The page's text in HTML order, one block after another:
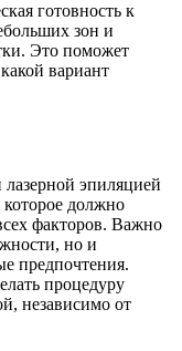
готовность к
зон и
Это поможет
вариант
эпиляцией
должно
факторов. Важно
но и
предпочтения.
процедуру
независимо от